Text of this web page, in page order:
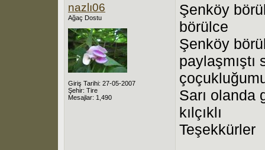
nazlı06
Ağaç Dostu
Giriş Tarihi: 27-05-2007
Şehir: Tire
Mesajlar: 1,490
Şenköy
börülce
Şenköy
Sarı olanda
kılçıklı
Teşekkürler